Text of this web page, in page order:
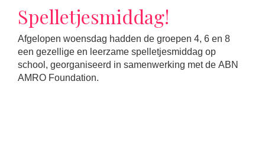
Spelletjesmiddag!
Afgelopen woensdag hadden de groepen 4, 6 en 8
een gezellige en leerzame spelletjesmiddag op
school, georganiseerd in samenwerking met de ABN
AMRO Foundation.